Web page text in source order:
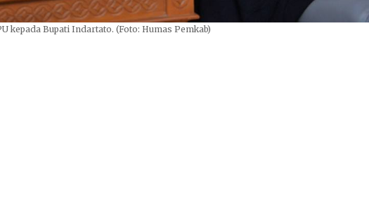
kepada Bupati Indartato. (Foto: Humas Pemkab)